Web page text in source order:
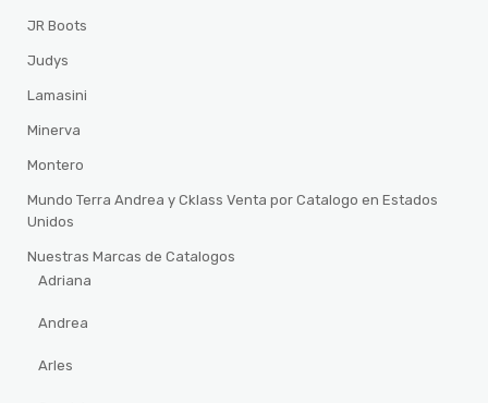
JR Boots
Judys
Lamasini
Minerva
Montero
Mundo Terra Andrea y Cklass Venta por Catalogo en Estados
Unidos
Nuestras Marcas de Catalogos
Adriana
Andrea
Arles